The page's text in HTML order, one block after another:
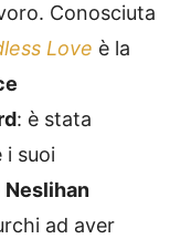
Conosciuta
Love è la
: è stata
i suoi
Neslihan
ad aver